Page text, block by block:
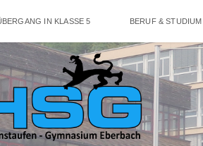
IN KLASSE 5 BERUF & STUDIUM